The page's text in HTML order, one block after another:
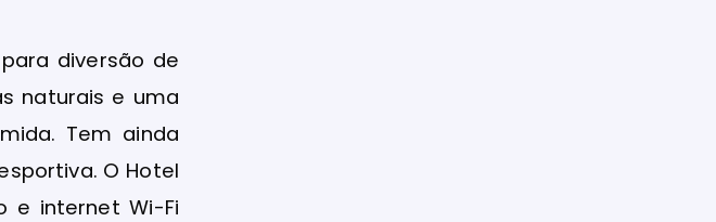
diversão de
naturais e uma
Tem ainda
O Hotel
e internet Wi-Fi